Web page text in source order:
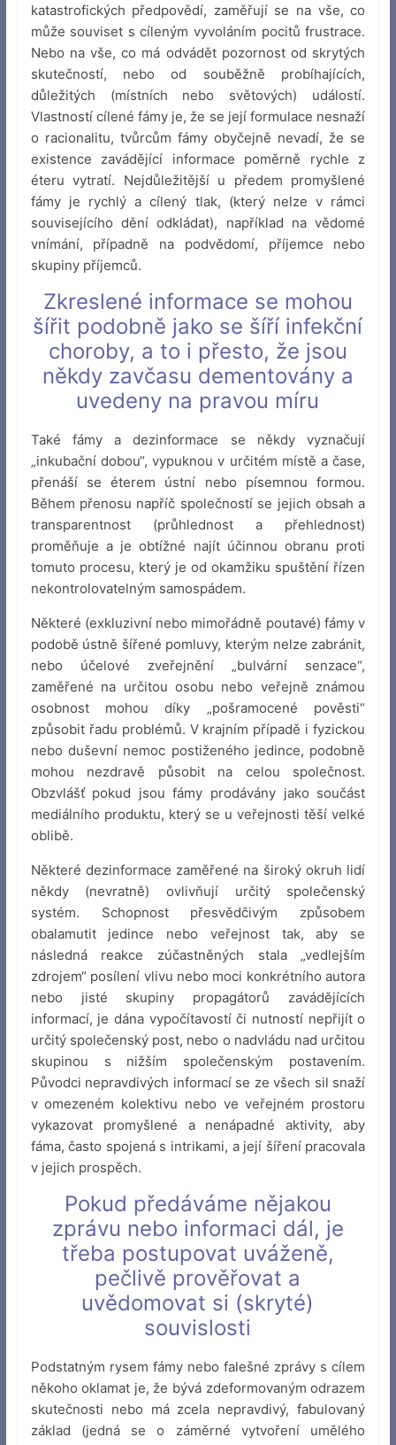
katastrofických předpovědí, zaměřují se na vše, co
může souviset s cíleným vyvoláním pocitů frustrace.
Nebo na vše, co má odvádět pozornost od skrytých
skutečností, nebo od souběžně probíhajících,
důležitých (místních nebo světových) událostí.
Vlastností cílené fámy je, že se její formulace nesnaží
o racionalitu, tvůrcům fámy obyčejně nevadí, že se
existence zavádějící informace poměrně rychle z
éteru vytratí. Nejdůležitější u předem promyšlené
fámy je rychlý a cílený tlak, (který nelze v rámci
souvisejícího dění odkládat), například na vědomé
vnímání, případně na podvědomí, příjemce nebo
skupiny příjemců.
Zkreslené informace se mohou
šířit podobně jako se šíří infekční
choroby, a to i přesto, že jsou
někdy zavčasu dementovány a
uvedeny na pravou míru
Také fámy a dezinformace se někdy vyznačují
„inkubační dobou“, vypuknou v určitém místě a čase,
přenáší se éterem ústní nebo písemnou formou.
Během přenosu napříč společností se jejich obsah a
transparentnost (průhlednost a přehlednost)
proměňuje a je obtížné najít účinnou obranu proti
tomuto procesu, který je od okamžiku spuštění řízen
nekontrolovatelným samospádem.
Některé (exkluzivní nebo mimořádně poutavé) fámy v
podobě ústně šířené pomluvy, kterým nelze zabránit,
nebo účelové zveřejnění „bulvární senzace“,
zaměřené na určitou osobu nebo veřejně známou
osobnost mohou díky „pošramocené pověsti“
způsobit řadu problémů. V krajním případě i fyzickou
nebo duševní nemoc postiženého jedince, podobně
mohou nezdravě působit na celou společnost.
Obzvlášť pokud jsou fámy prodávány jako součást
mediálního produktu, který se u veřejnosti těší velké
oblibě.
Některé dezinformace zaměřené na široký okruh lidí
někdy (nevratně) ovlivňují určitý společenský
systém. Schopnost přesvědčivým způsobem
obalamutit jedince nebo veřejnost tak, aby se
následná reakce zúčastněných stala „vedlejším
zdrojem“ posílení vlivu nebo moci konkrétního autora
nebo jisté skupiny propagátorů zavádějících
informací, je dána vypočítavostí či nutností nepřijít o
určitý společenský post, nebo o nadvládu nad určitou
skupinou s nižším společenským postavením.
Původci nepravdivých informací se ze všech sil snaží
v omezeném kolektivu nebo ve veřejném prostoru
vykazovat promyšlené a nenápadné aktivity, aby
fáma, často spojená s intrikami, a její šíření pracovala
v jejich prospěch.
Pokud předáváme nějakou
zprávu nebo informaci dál, je
třeba postupovat uváženě,
pečlivě prověřovat a
uvědomovat si (skryté)
souvislosti
Podstatným rysem fámy nebo falešné zprávy s cílem
někoho oklamat je, že bývá zdeformovaným odrazem
skutečnosti nebo má zcela nepravdivý, fabulovaný
základ (jedná se o záměrné vytvoření umělého